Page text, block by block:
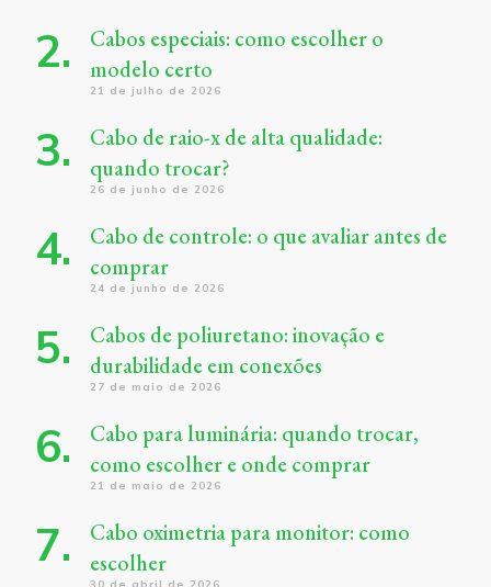
Cabos especiais: como escolher o
modelo certo
21 de julho de 2026
Cabo de raio-x de alta qualidade:
quando trocar?
26 de junho de 2026
Cabo de controle: o que avaliar antes de
comprar
24 de junho de 2026
Cabos de poliuretano: inovação e
durabilidade em conexões
27 de maio de 2026
Cabo para luminária: quando trocar,
como escolher e onde comprar
21 de maio de 2026
Cabo oximetria para monitor: como
escolher